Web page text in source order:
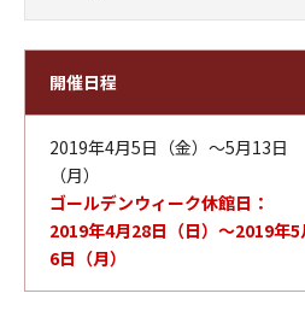
開催日程
2019年4月5日（金）～5月13日
（月）
ゴールデンウィーク休館日：
2019年4月28日（日）～2019年5
6日（月）